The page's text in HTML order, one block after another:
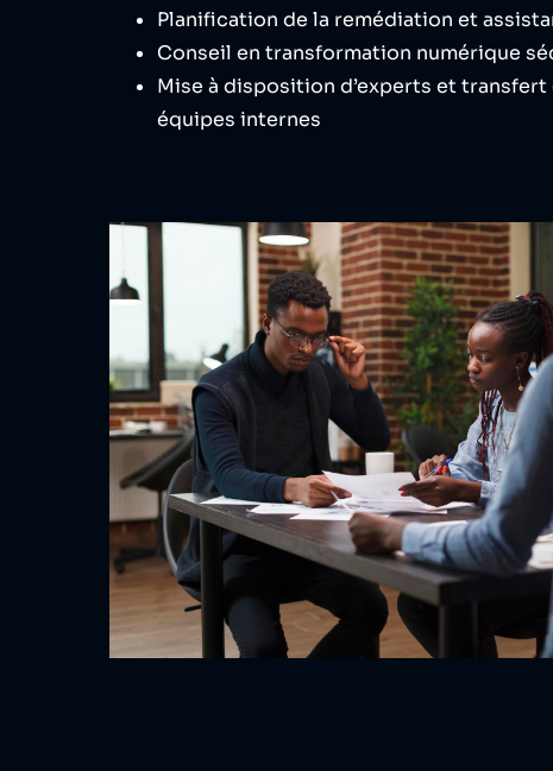
Planification de la remédiation et
Conseil en transformation numérique
Mise à disposition d’experts et
équipes internes